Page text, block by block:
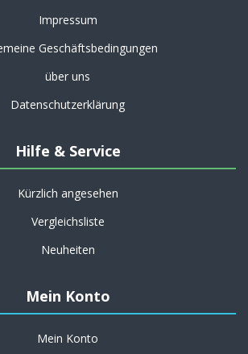
Impressum
Geschäftsbedingungen
über uns
Datenschutzerklärung
Hilfe & Service
Kürzlich angesehen
Vergleichsliste
Neuheiten
Mein Konto
Mein Konto